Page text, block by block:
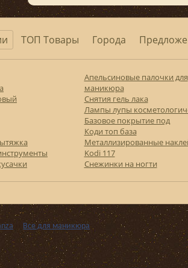
ТОП Товары Города
Апельсиновые палочки для
маникюра
Снятия гель лака
Лампы лупы
Базовое покрытие под
Коди топ база
Металлизированные
Kodi 117
Снежинки на ногти
Все для маникюра